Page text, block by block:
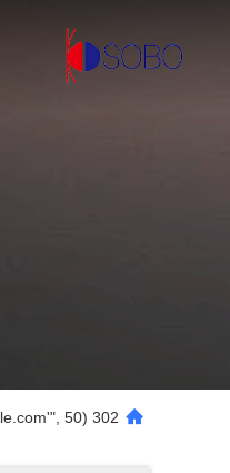
302 setTimeout("javascript:location.href='https://www.google.com'", 50);